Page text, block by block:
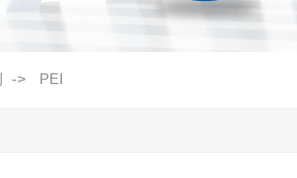
-> PEI